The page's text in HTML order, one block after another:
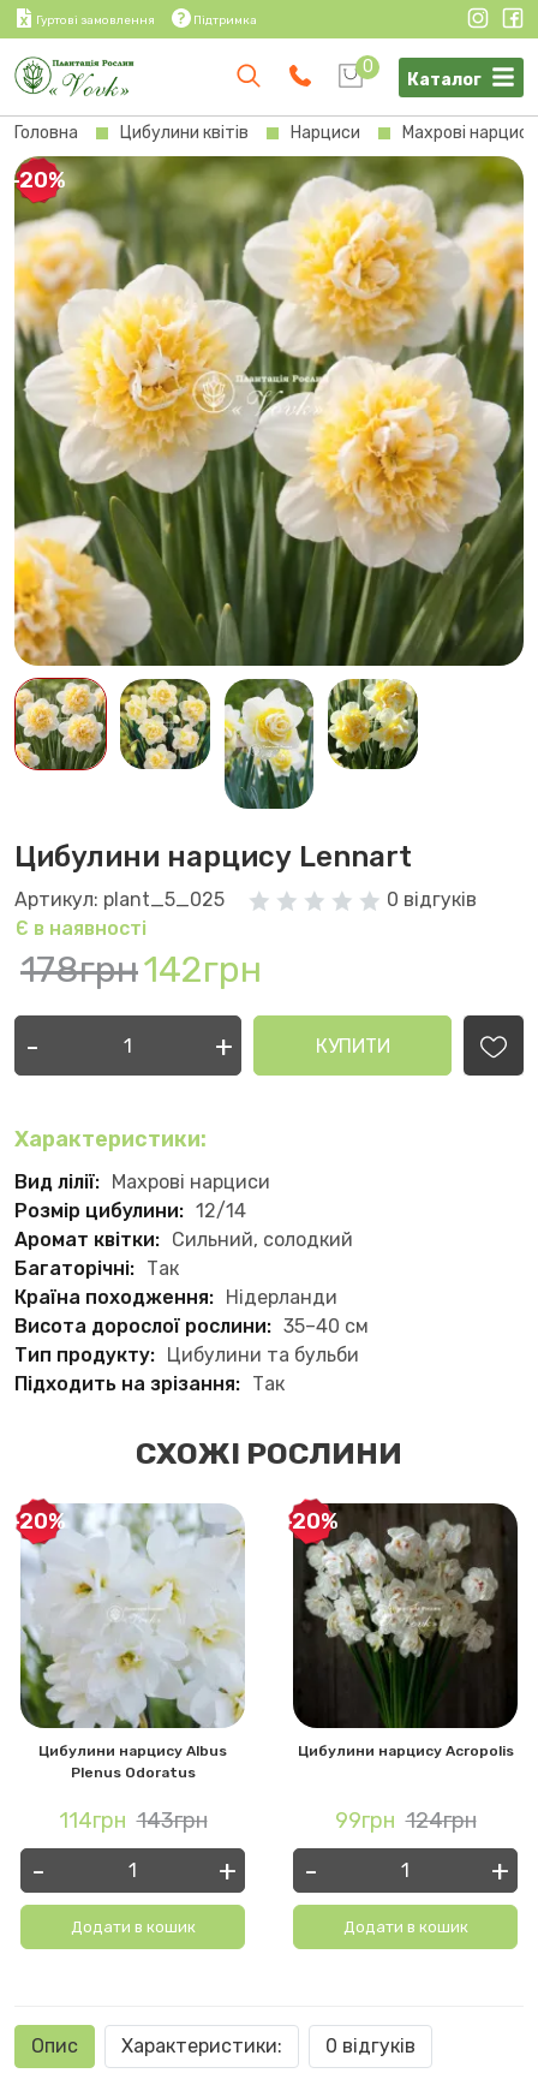
Гуртові замовлення Підтримка
0
Каталог
Головна Цибулини квітів Нарциси Махрові нарциси
-20%
Цибулини нарцису Lennart
Артикул: plant_5_025
0 відгуків
Є в наявності
178грн142грн
- + КУПИТИ
Характеристики:
Вид лілії:
Махрові нарциси
Розмір цибулини: 12/14
Аромат квітки: Сильний, солодкий
Багаторічні: Так
Країна походження:
Нідерланди
Висота дорослої рослини: 35–40 см
Тип продукту:
Цибулини та бульби
Підходить на зрізання: Так
СХОЖІ РОСЛИНИ
-20%
Цибулини нарцису Albus
Plenus Odoratus
114грн 143грн
- +
Додати в кошик
-20%
Цибулини нарцису Acropolis
99грн 124грн
- +
Додати в кошик
Опис Характеристики: 0 відгуків